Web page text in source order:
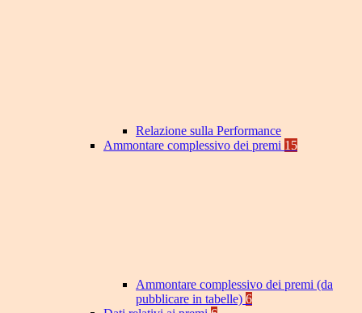
Relazione sulla Performance
Ammontare complessivo dei premi 15
Ammontare complessivo dei premi (da
pubblicare in tabelle) 6